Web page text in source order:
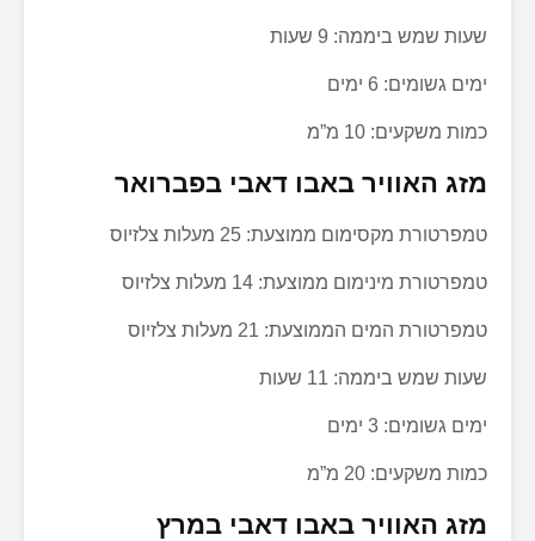
שעות שמש ביממה: 9 שעות
ימים גשומים: 6 ימים
כמות משקעים: 10 מ”מ
מזג האוויר באבו דאבי בפברואר
טמפרטורת מקסימום ממוצעת: 25 מעלות צלזיוס
טמפרטורת מינימום ממוצעת: 14 מעלות צלזיוס
טמפרטורת המים הממוצעת: 21 מעלות צלזיוס
שעות שמש ביממה: 11 שעות
ימים גשומים: 3 ימים
כמות משקעים: 20 מ”מ
מזג האוויר באבו דאבי במרץ